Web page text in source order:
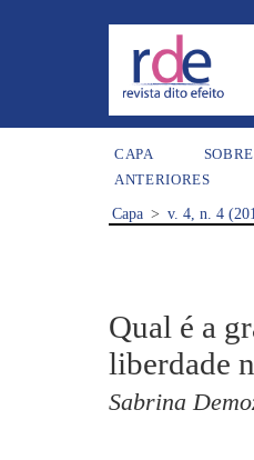
CAPA SOBRE
ANTERIORES
Capa > v. 4, n. 4
Qual é a
liberdade
Sabrina